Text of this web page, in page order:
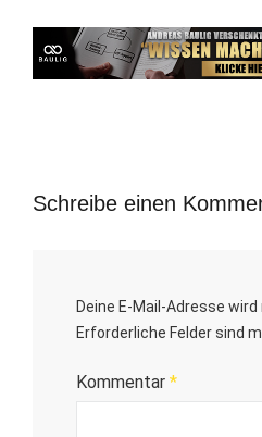
Schreibe einen
Deine E-Mail-Adresse
Erforderliche Felder sind
Kommentar *